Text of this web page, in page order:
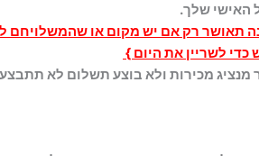
האישי שלך.
תאושר רק אם יש מקום או שהמשלויחם
לשריין את היום }
מנציג מכירות ולא בוצע תשלום לא תתבצע